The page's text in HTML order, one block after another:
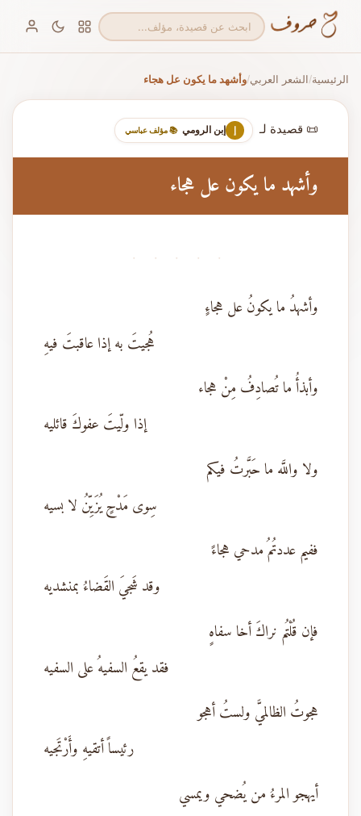
الرئيسية/الشعر العربي/وأشهد ما يكون عل هجاء
📜 قصيدة لـ إ إبن الرومي 📚 مؤلف عباسي
وأشهد ما يكون عل هجاء
· · · · ·
وأشهدُ ما يكونُ عل هجاءٍ
هُجيتَ به إذا عاقبتَ فيهِ
وأبذأُ ما تُصادِفُ مِنْ هجاء
إذا ولّيتَ عفوكَ قائليه
ولا واللَّه ما حَبَّرتُ فيكم
سِوى مَدْحٍ يُزَيِّنُ لا بسيه
ففيم عددتُمُ مدحي هجاءً
وقد شَجيَ القَضاءُ بمنشديه
فإن قُلْتُم نراكَ أخا سفاهٍ
فقد يقعُ السفيهُ على السفيه
هجوتُ الظالميَّ ولستُ أهجو
رئيساً أتقيهِ وأَرْتَجيه
أيهجو المرءُ من يُضحي ويمسي